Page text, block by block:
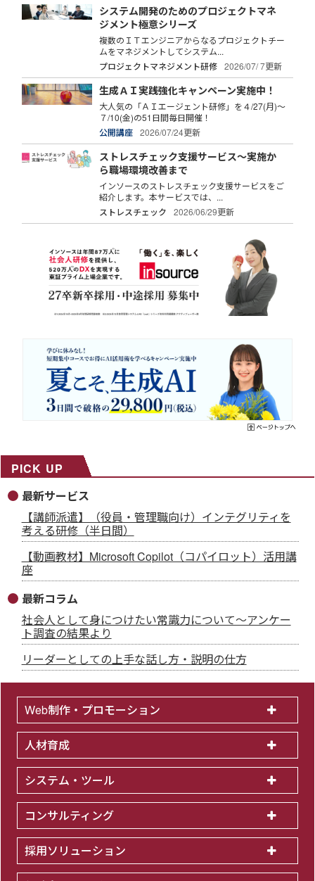
システム開発のためのプロジェクトマネ
ジメント極意シリーズ
複数のＩＴエンジニアからなるプロジェクトチー
ムをマネジメントしてシステム...
プロジェクトマネジメント研修
2026/07/ 7更新
生成ＡＩ実践強化キャンペーン実施中！
大人気の「ＡＩエージェント研修」を４/27(月)～
７/10(金)の51日間毎日開催！
公開講座
2026/07/24更新
ストレスチェック支援サービス～実施か
ら職場環境改善まで
インソースのストレスチェック支援サービスをご
紹介します。本サービスでは、...
ストレスチェック
2026/06/29更新
PICK UP
最新サービス
【講師派遣】（役員・管理職向け）インテグリティを
考える研修（半日間）
【動画教材】Microsoft Copilot（コパイロット）活用講
座
最新コラム
社会人として身につけたい常識力について～アンケー
ト調査の結果より
リーダーとしての上手な話し方・説明の仕方
Web制作・プロモーション
人材育成
システム・ツール
コンサルティング
採用ソリューション